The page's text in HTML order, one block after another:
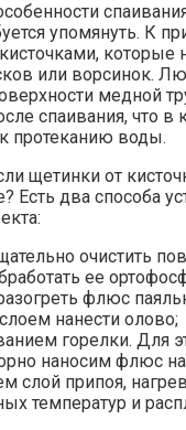
упомянуть. К
которые
или ворсинок.
медной
спаивания, что в
протеканию воды.
щетинки от
Есть два способа
очистить
ее
флюс
нанести олово;
горелки. Для
наносим флюс
слой припоя,
температур и